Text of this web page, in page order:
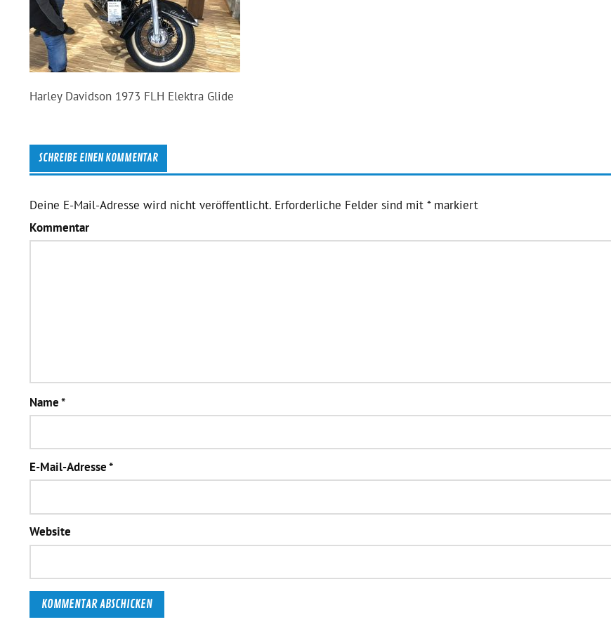
Harley Davidson 1973 FLH Elektra Glide
SCHREIBE EINEN KOMMENTAR
Deine E-Mail-Adresse wird nicht veröffentlicht. Erforderliche Felder sind mit *markiert
Kommentar
Name*
E-Mail-Adresse*
Website